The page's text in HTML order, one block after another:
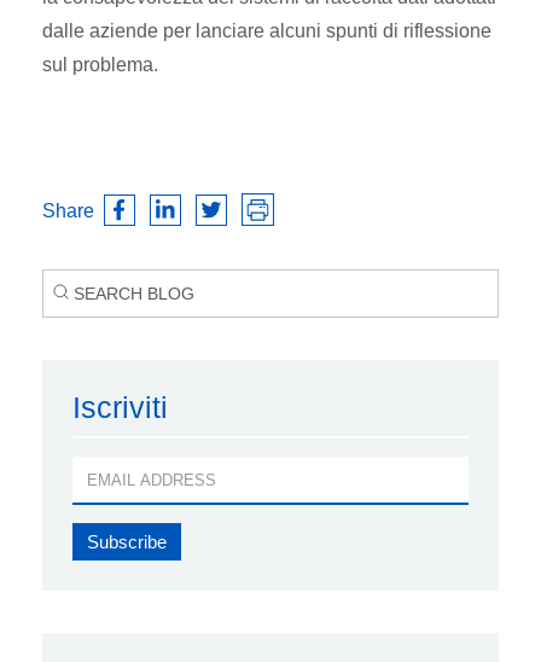
dalle aziende per lanciare alcuni spunti di riflessione
sul problema.
Share
Iscriviti